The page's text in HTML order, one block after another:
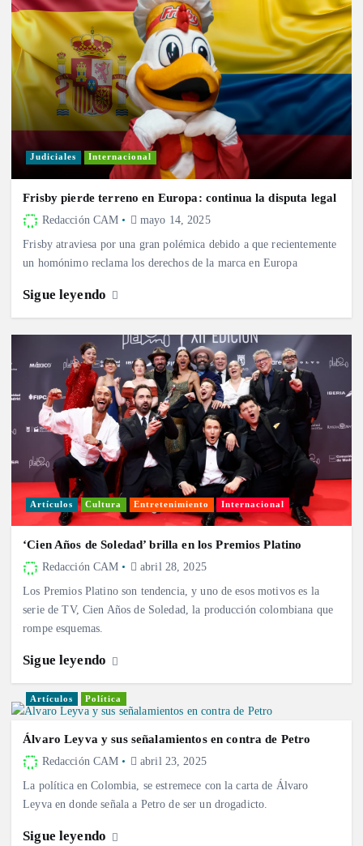
Judiciales Internacional
Frisby pierde terreno en Europa: continua la disputa legal
Redacción CAM mayo 14, 2025
Frisby atraviesa por una gran polémica debido a que recientemente
un homónimo reclama los derechos de la marca en Europa
Sigue leyendo
Artículos Cultura Entretenimiento Internacional
‘Cien Años de Soledad’ brilla en los Premios Platino
Redacción CAM abril 28, 2025
Los Premios Platino son tendencia, y uno de esos motivos es la
serie de TV, Cien Años de Soledad, la producción colombiana que
rompe esquemas.
Sigue leyendo
Artículos Política
Álvaro Leyva y sus señalamientos en contra de Petro
Redacción CAM abril 23, 2025
La política en Colombia, se estremece con la carta de Álvaro
Leyva en donde señala a Petro de ser un drogadicto.
Sigue leyendo